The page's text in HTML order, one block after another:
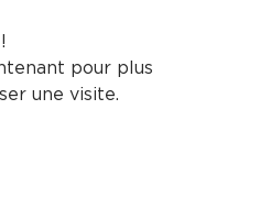
pour plus
une visite.